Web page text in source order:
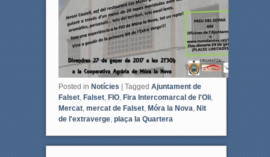
o
k
r
Posted in Notícies Tagged Ajuntament de
Falset, Falset, FIO, Fira Intercomarcal de l'Oli,
Mercat, mercat de Falset, Móra la Nova, Nit
de l'extraverge, plaça la Quartera